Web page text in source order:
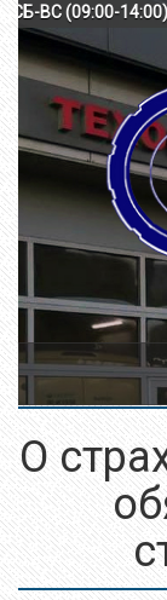
18:00) СБ-ВС
О